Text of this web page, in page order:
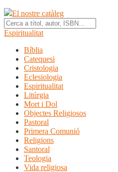
El nostre catàleg
Espiritualitat
Bíblia
Catequesi
Cristologia
Eclesiologia
Espiritualitat
Litúrgia
Mort i Dol
Objectes Religiosos
Pastoral
Primera Comunió
Religions
Santoral
Teologia
Vida religiosa